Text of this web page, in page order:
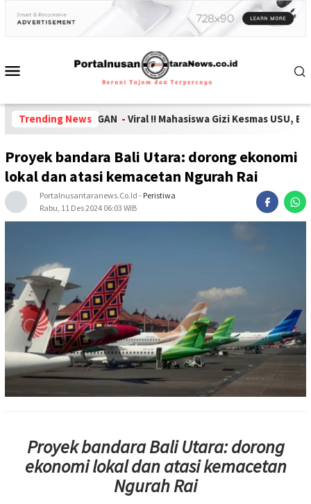
Trending News
-Viral !! Mahasiswa Gizi Kesmas USU, Banjir
Proyek bandara Bali Utara: dorong ekonomi
lokal dan atasi kemacetan Ngurah Rai
Portalnusantaranews.co.id - Peristiwa
Rabu, 11 Des 2024 06:03 WIB
Proyek bandara Bali Utara: dorong
ekonomi lokal dan atasi kemacetan
Ngurah Rai